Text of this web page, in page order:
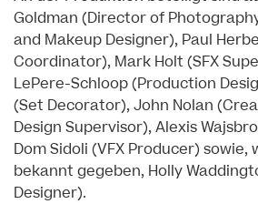
Goldman (Director of
and Makeup Designer), Paul
Coordinator), Mark Holt (SFX
LePere-Schloop (Production
(Set Decorator), John Nolan
Design Supervisor), Alexis
Dom Sidoli (VFX Producer)
bekannt gegeben, Holly
Designer).